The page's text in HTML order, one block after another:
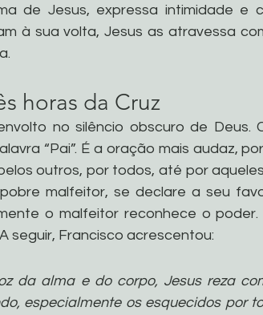
de Jesus, expressa intimidade e
à sua volta, Jesus as atravessa
horas da Cruz
no silêncio obscuro de Deus.
“Pai”. É a oração mais audaz,
outros, por todos, até por
malfeitor, se declare a seu
o malfeitor reconhece o poder.
seguir, Francisco acrescentou:
da alma e do corpo, Jesus reza
especialmente os esquecidos por